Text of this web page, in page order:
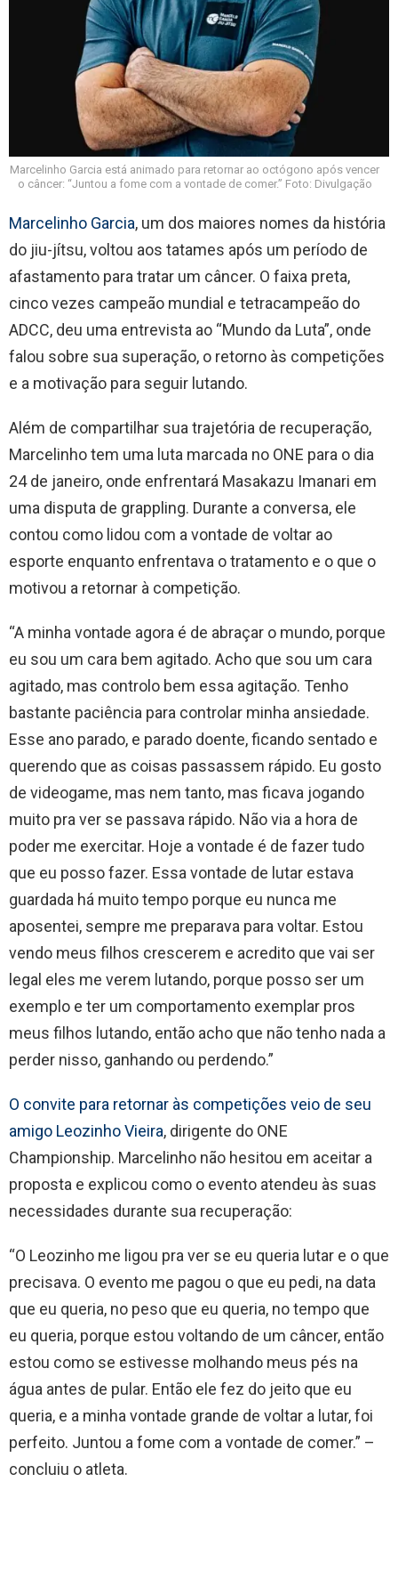
Marcelinho Garcia está animado para retornar ao octógono após vencer
o câncer: “Juntou a fome com a vontade de comer.” Foto: Divulgação
Marcelinho Garcia, um dos maiores nomes da história
do jiu-jítsu, voltou aos tatames após um período de
afastamento para tratar um câncer. O faixa preta,
cinco vezes campeão mundial e tetracampeão do
ADCC, deu uma entrevista ao “Mundo da Luta”, onde
falou sobre sua superação, o retorno às competições
e a motivação para seguir lutando.
Além de compartilhar sua trajetória de recuperação,
Marcelinho tem uma luta marcada no ONE para o dia
24 de janeiro, onde enfrentará Masakazu Imanari em
uma disputa de grappling. Durante a conversa, ele
contou como lidou com a vontade de voltar ao
esporte enquanto enfrentava o tratamento e o que o
motivou a retornar à competição.
“A minha vontade agora é de abraçar o mundo, porque
eu sou um cara bem agitado. Acho que sou um cara
agitado, mas controlo bem essa agitação. Tenho
bastante paciência para controlar minha ansiedade.
Esse ano parado, e parado doente, ficando sentado e
querendo que as coisas passassem rápido. Eu gosto
de videogame, mas nem tanto, mas ficava jogando
muito pra ver se passava rápido. Não via a hora de
poder me exercitar. Hoje a vontade é de fazer tudo
que eu posso fazer. Essa vontade de lutar estava
guardada há muito tempo porque eu nunca me
aposentei, sempre me preparava para voltar. Estou
vendo meus filhos crescerem e acredito que vai ser
legal eles me verem lutando, porque posso ser um
exemplo e ter um comportamento exemplar pros
meus filhos lutando, então acho que não tenho nada a
perder nisso, ganhando ou perdendo.”
O convite para retornar às competições veio de seu
amigo Leozinho Vieira, dirigente do ONE
Championship. Marcelinho não hesitou em aceitar a
proposta e explicou como o evento atendeu às suas
necessidades durante sua recuperação:
“O Leozinho me ligou pra ver se eu queria lutar e o que
precisava. O evento me pagou o que eu pedi, na data
que eu queria, no peso que eu queria, no tempo que
eu queria, porque estou voltando de um câncer, então
estou como se estivesse molhando meus pés na
água antes de pular. Então ele fez do jeito que eu
queria, e a minha vontade grande de voltar a lutar, foi
perfeito. Juntou a fome com a vontade de comer.” –
concluiu o atleta.